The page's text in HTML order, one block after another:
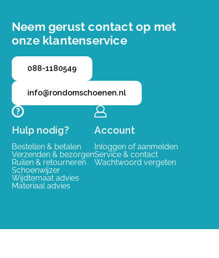
Neem gerust contact op met
onze klantenservice
088-1180549
info@rondomschoenen.nl
Hulp nodig?
Bestellen & betalen
Verzenden & bezorgen
Ruilen & retourneren
Schoenwijzer
Wijdtemaat advies
Materiaal advies
Account
Inloggen of aanmelden
Service & contact
Wachtwoord vergeten